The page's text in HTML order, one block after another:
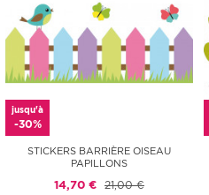
jusqu'à
-30%
STICKERS BARRIÈRE OISEAU
PAPILLONS
14,70 € 21,00 €